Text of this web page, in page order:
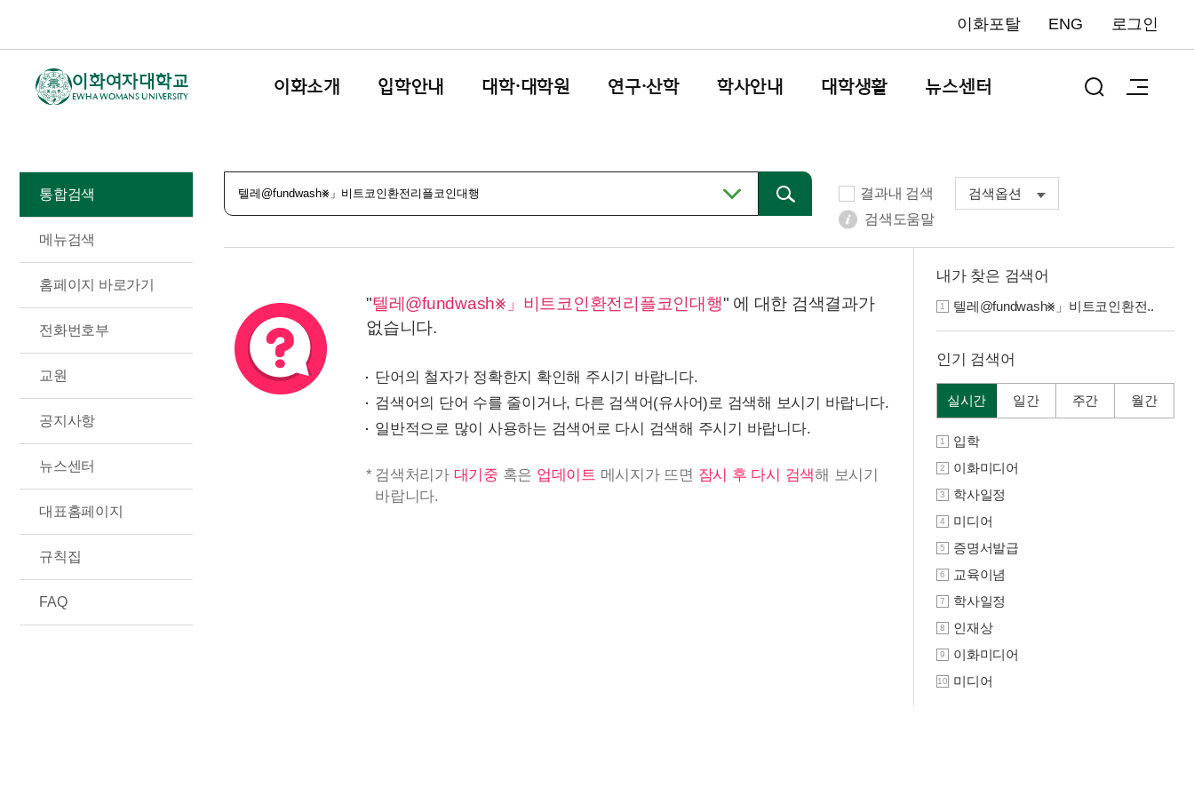
이화포탈 ENG 로그인
이화여자대학교
EWHA WOMANS UNIVERSITY
이화소개 입학안내 대학·대학원 연구·산학 학사안내 대학생활 뉴스센터
통합검색
메뉴검색
홈페이지 바로가기
전화번호부
교원
공지사항
뉴스센터
대표홈페이지
규칙집
FAQ
결과내 검색
검색옵션
검색도움말
"텔레@fundwash⨳」비트코인환전리플코인대행" 에 대한 검색결과가
없습니다.
단어의 철자가 정확한지 확인해 주시기 바랍니다.
검색어의 단어 수를 줄이거나, 다른 검색어(유사어)로 검색해 보시기 바랍니다.
일반적으로 많이 사용하는 검색어로 다시 검색해 주시기 바랍니다.
검색처리가 대기중 혹은 업데이트 메시지가 뜨면 잠시 후 다시 검색해 보시기
바랍니다.
내가 찾은 검색어
1 텔레@fundwash⨳」비트코인환전..
인기 검색어
실시간 일간 주간 월간
1 입학
2 이화미디어
3 학사일정
4 미디어
5 증명서발급
6 교육이념
7 학사일정
8 인재상
9 이화미디어
10 미디어